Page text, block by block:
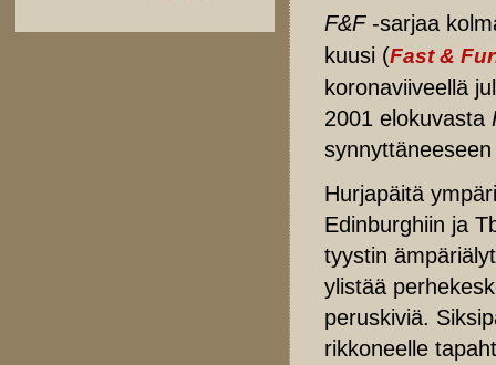
F&F -sarjaa
kuusi (Fast &
koronaviiveellä
2001 elokuvasta
Hurjapäitä
Edinburghiin ja
tyystin
ylistää
peruskiviä.
rikkoneelle